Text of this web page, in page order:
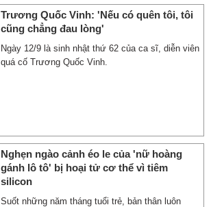
Trương Quốc Vinh: 'Nếu có quên tôi, tôi
cũng chẳng đau lòng'
Ngày 12/9 là sinh nhật thứ 62 của ca sĩ, diễn viên
quá cố Trương Quốc Vinh.
Nghẹn ngào cảnh éo le của 'nữ hoàng
gánh lô tô' bị hoại tử cơ thể vì tiêm
silicon
Suốt những năm tháng tuổi trẻ, bản thân luôn